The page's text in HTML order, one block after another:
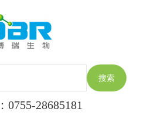
主
菜
单
搜索
0755-28685181